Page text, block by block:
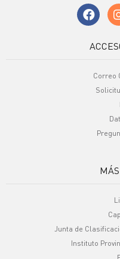
Correo
Junta de
Instituto